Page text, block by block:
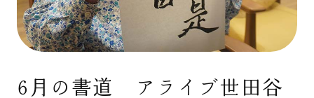
6月の書道 アライブ世田谷